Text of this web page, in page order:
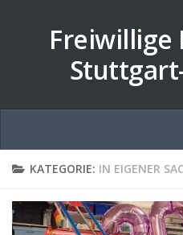
Freiwillige
KATEGORIE: IN EIGENER